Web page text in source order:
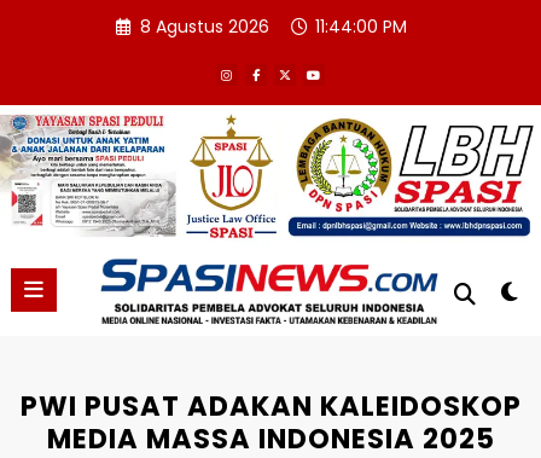
8 Agustus 2026 11:44:01 PM
PWI PUSAT ADAKAN KALEIDOSKOP
MEDIA MASSA INDONESIA 2025